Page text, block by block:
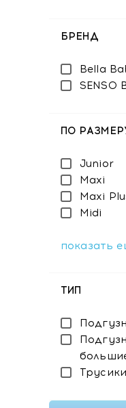
БРЕНД
Bella
SENSO
ПО
Junior
Maxi
Maxi
Midi
показать
ТИП
Трусики